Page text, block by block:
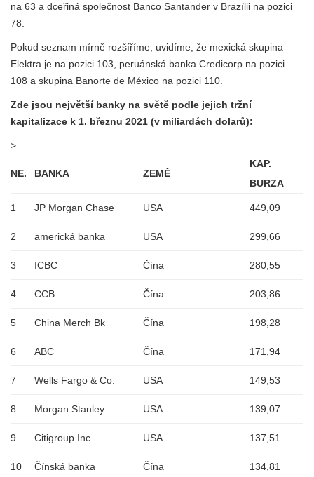
na 63 a dceřiná společnost Banco Santander v Brazílii na pozici
78.
Pokud seznam mírně rozšíříme, uvidíme, že mexická skupina
Elektra je na pozici 103, peruánská banka Credicorp na pozici
108 a skupina Banorte de México na pozici 110.
Zde jsou největší banky na světě podle jejich tržní
kapitalizace k 1. březnu 2021 (v miliardách dolarů):
>
NE. BANKA ZEMĚ
KAP.
BURZA
1 JP Morgan Chase USA 449,09
2 americká banka USA 299,66
3 ICBC Čína 280,55
4 CCB Čína 203,86
5 China Merch Bk Čína 198,28
6 ABC Čína 171,94
7 Wells Fargo & Co. USA 149,53
8 Morgan Stanley USA 139,07
9 Citigroup Inc. USA 137,51
10 Čínská banka Čína 134,81